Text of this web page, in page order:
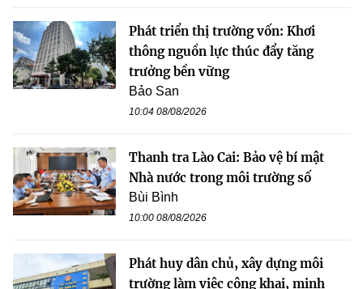
Phát triển thị trường vốn: Khơi
thông nguồn lực thúc đẩy tăng
trưởng bền vững
Bảo San
10:04 08/08/2026
Thanh tra Lào Cai: Bảo vệ bí mật
Nhà nước trong môi trường số
Bùi Bình
10:00 08/08/2026
Phát huy dân chủ, xây dựng môi
trường làm việc công khai, minh